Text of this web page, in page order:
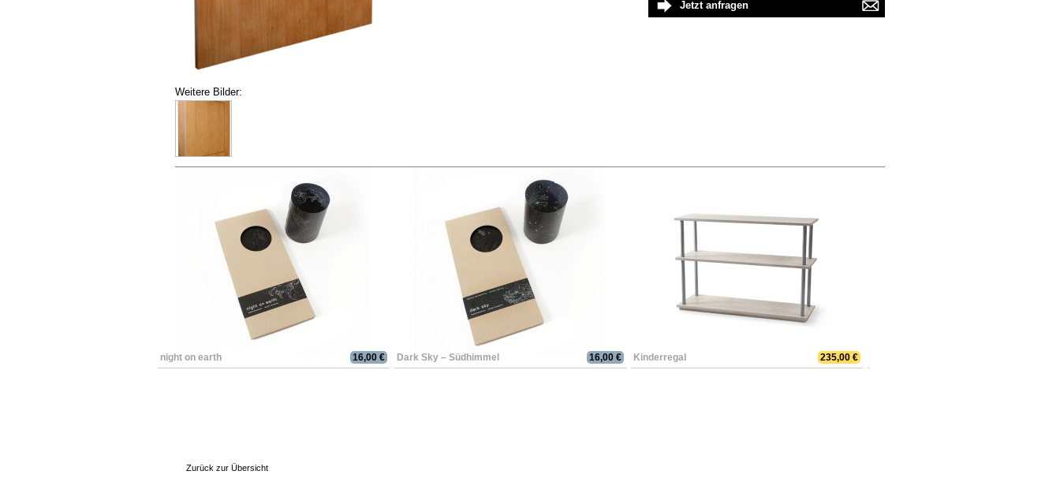
Weitere Bilder:
Jetzt anfragen
night on earth 16,00 € Dark Sky – Südhimmel 16,00 € Kinderregal 235,00 €
Zurück zur Übersicht